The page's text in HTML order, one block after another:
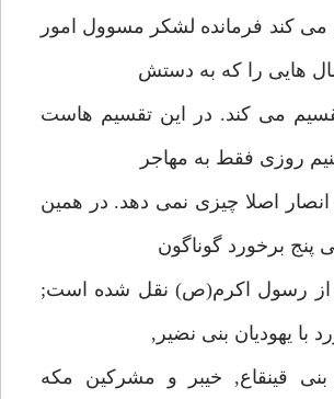
كند فرمانده لشكر مسوول امور
هايى را كه به دستش
مى كند. در اين تقسيم هاست
روزى فقط به مهاجر
اصلا چيزى نمى دهد. در همين
پنج برخورد گوناگون
از رسول اكرم(ص) نقل شده است;
با يهوديان بنى نضير,
قينقاع, خيبر و مشركين مكه